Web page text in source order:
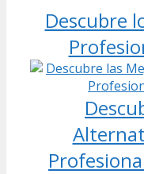
Descubre